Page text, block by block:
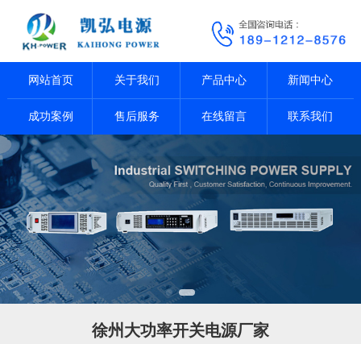
网站首页 关于我们 产品中心 新闻中心
成功案例 售后服务 在线留言 联系我们
徐州大功率开关电源厂家